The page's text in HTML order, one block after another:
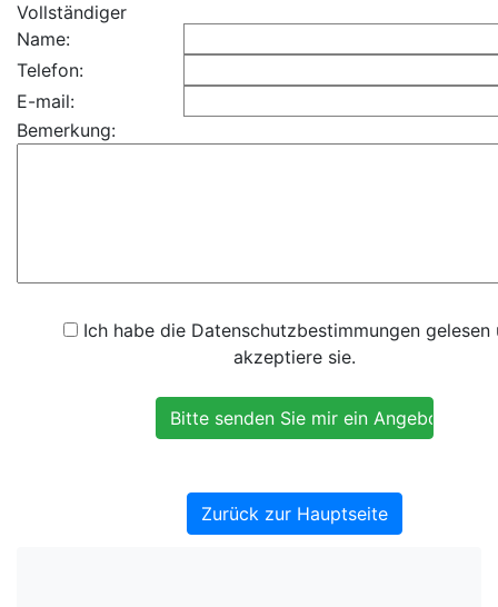
Vollständiger
Name:
Telefon:
E-mail:
Bemerkung:
Ich habe die Datenschutzbestimmungen gelesen
akzeptiere sie.
Zurück zur Hauptseite